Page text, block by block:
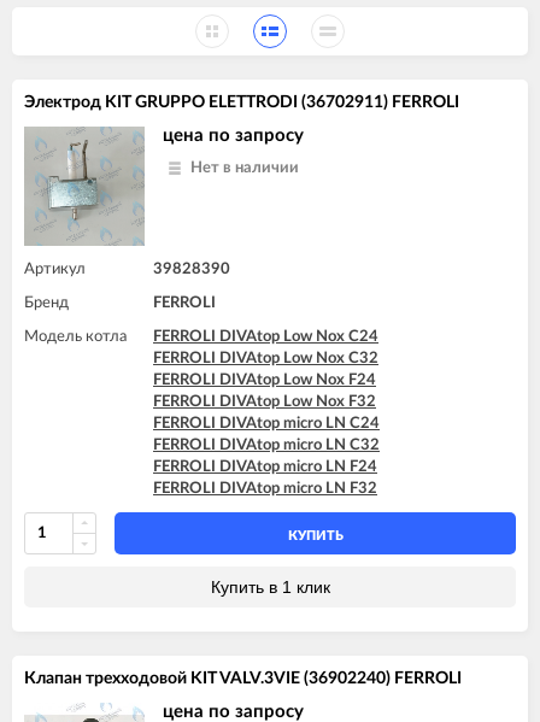
Электрод KIT GRUPPO ELETTRODI (36702911) FERROLI
цена по запросу
Нет в наличии
Артикул 39828390
Бренд FERROLI
Модель котла
FERROLI DIVAtop Low Nox C24
FERROLI DIVAtop Low Nox C32
FERROLI DIVAtop Low Nox F24
FERROLI DIVAtop Low Nox F32
FERROLI DIVAtop micro LN C24
FERROLI DIVAtop micro LN C32
FERROLI DIVAtop micro LN F24
FERROLI DIVAtop micro LN F32
КУПИТЬ
Купить в 1 клик
Клапан трехходовой KIT VALV.3VIE (36902240) FERROLI
цена по запросу